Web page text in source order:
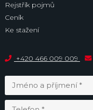
Rejstřík pojmů
Ceník
Ke stažení
+420 466 009 009